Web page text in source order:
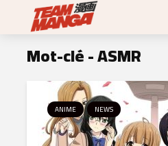
Mot-clé - ASMR
ANIME NEWS